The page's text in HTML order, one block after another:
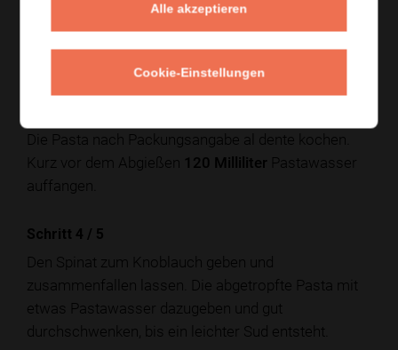
Das Olivenöl in einer großen Pfanne erhitzen und
anschwitzen, ohne dass er braun wird.
Die Pasta nach Packungsangabe al dente kochen.
Kurz vor dem Abgießen 120 Milliliter Pastawasser
auffangen.
Schritt 4 / 5
Den Spinat zum Knoblauch geben und
zusammenfallen lassen. Die abgetropfte Pasta mit
etwas Pastawasser dazugeben und gut
durchschwenken, bis ein leichter Sud entsteht.
Alle akzeptieren
Cookie-Einstellungen